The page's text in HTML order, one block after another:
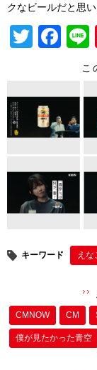
クなビールだと思
T
er
F
e
b
o
k
こ
キーワード えな
CMNOW CM
僕が⾒たかった⻘空